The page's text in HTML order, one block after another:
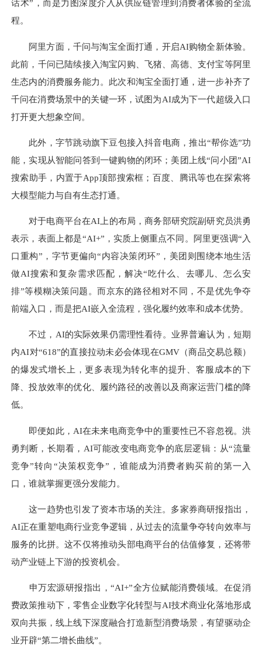
话术”，而是力图深度介入从供应链管理到消费者体验的全流
程。
阿里方面，千问与淘宝全面打通，开启AI购物全新体验。
此前，千问已陆续接入淘宝闪购、飞猪、高德、支付宝等阿里
生态内的消费服务能力。此次和淘宝全面打通，进一步补齐了
千问在消费场景中的关键一环，试图为AI成为下一代超级入口
打开更大想象空间。
此外，字节跳动旗下豆包接入抖音电商，推出“帮你选”功
能，实现从智能问答到一键购物的闭环；美团上线“问小团”AI
搜索助手，内置于App顶部搜索框；百度、腾讯等也在探索将
大模型能力与自有生态打通。
对于电商平台在AI上的布局，商务部研究院副研究员洪勇
表示，表面上都是“AI+”，实质上侧重点不同。阿里更强调“入
口重构”，字节更偏向“内容决策闭环”，美团则围绕本地生活
做AI搜索和复杂需求匹配，解决“吃什么、去哪儿、怎么安
排”等模糊决策问题。而京东的路径相对不同，不是优先争夺
前端入口，而是把AI嵌入全流程，强化履约效率和成本优势。
不过，AI的实际效果仍需理性看待。业界普遍认为，短期
内AI对“618”的直接拉动未必会体现在GMV（商品交易总额）
的爆发式增长上，更多表现为转化率的提升、客服成本的下
降、投放效率的优化、履约路径的改善以及商家运营门槛的降
低。
即便如此，AI在未来电商竞争中的重要性已不容忽视。洪
勇判断，长期看，AI可能改变电商竞争的底层逻辑：从“流量
竞争”转向“决策权竞争”，谁能成为消费者购买前的第一入
口，谁就掌握更强分发能力。
这一趋势也引发了资本市场的关注。多家券商研报指出，
AI正在重塑电商行业竞争逻辑，从过去的流量争夺转向效率与
服务的比拼。这不仅将推动头部电商平台的估值修复，还将带
动产业链上下游的投资机会。
申万宏源研报指出，“AI+”全方位赋能消费领域。在促消
费政策推动下，零售企业数字化转型与AI技术商业化落地形成
双向共振，线上线下深度融合打造新型消费场景，有望驱动企
业开辟“第二增长曲线”。